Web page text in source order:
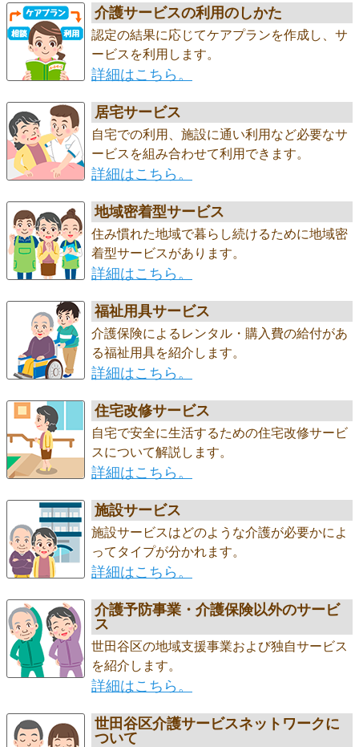
介護サービスの利用のしかた
認定の結果に応じてケアプランを作成し、サ
ービスを利用します。
詳細はこちら。
居宅サービス
自宅での利用、施設に通い利用など必要なサ
ービスを組み合わせて利用できます。
詳細はこちら。
地域密着型サービス
住み慣れた地域で暮らし続けるために地域密
着型サービスがあります。
詳細はこちら。
福祉用具サービス
介護保険によるレンタル・購入費の給付があ
る福祉用具を紹介します。
詳細はこちら。
住宅改修サービス
自宅で安全に生活するための住宅改修サービ
スについて解説します。
詳細はこちら。
施設サービス
施設サービスはどのような介護が必要かによ
ってタイプが分かれます。
詳細はこちら。
介護予防事業・介護保険以外のサービ
ス
世田谷区の地域支援事業および独自サービス
を紹介します。
詳細はこちら。
世田谷区介護サービスネットワークに
ついて